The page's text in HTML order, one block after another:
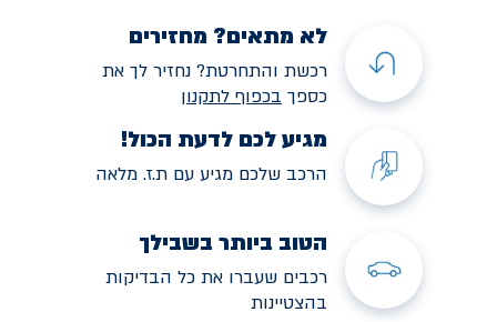
לא מתאים? מחזירים
רכשת והתחרטת? נחזיר לך את
כספך בכפוף לתקנון
מגיע לכם לדעת הכול!
הרכב שלכם מגיע עם ת.ז. מלאה
הטוב ביותר בשבילך
רכבים שעברו את כל הבדיקות
בהצטיינות